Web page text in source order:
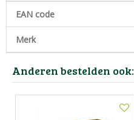
EAN code
Merk
Anderen bestelden ook: